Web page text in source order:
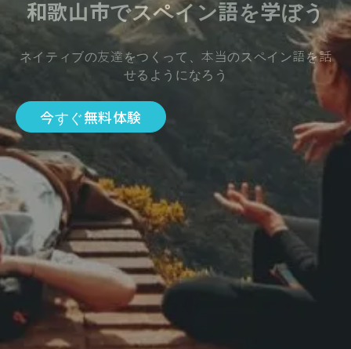
和歌山市でスペイン語を学ぼう
ネイティブの友達をつくって、本当のスペイン語を話
せるようになろう
今すぐ無料体験